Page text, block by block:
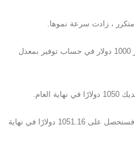
، زادت سرعة نموها.
على سبيل المثال ، لنفترض أنك تستثمر 1000 دولار في حساب توفير بمعدل
ومع ذلك ، إذا جمعت الفائدة الشهرية ، فستحصل على 1051.16 دولارًا في نهاية